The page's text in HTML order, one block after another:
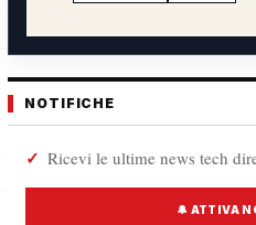
NOTIFICHE
Ricevi le ultime news tech
🔔 ATTIVA